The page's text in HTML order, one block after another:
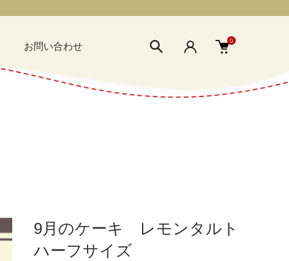
お問い合わせ
0
9月のケーキ レモンタルト
ハーフサイズ